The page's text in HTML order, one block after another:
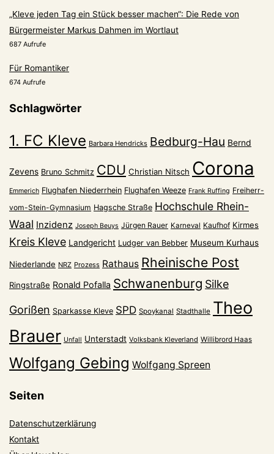
„Kleve jeden Tag ein Stück besser machen“: Die Rede von
Bürgermeister Markus Dahmen im Wortlaut
687 Aufrufe
Für Romantiker
674 Aufrufe
Schlagwörter
1. FC Kleve Barbara Hendricks Bedburg-Hau Bernd
Zevens Bruno Schmitz CDU Christian Nitsch Corona
Emmerich Flughafen Niederrhein Flughafen Weeze Frank Ruffing Freiherr-
vom-Stein-Gymnasium Hagsche Straße Hochschule Rhein-
Waal Inzidenz Joseph Beuys Jürgen Rauer Karneval Kaufhof Kirmes
Kreis Kleve Landgericht Ludger van Bebber Museum Kurhaus
Niederlande NRZ Prozess Rathaus Rheinische Post
Ringstraße Ronald Pofalla Schwanenburg Silke
Gorißen Sparkasse Kleve SPD Spoykanal Stadthalle Theo
Brauer Unfall Unterstadt Volksbank Kleverland Willibrord Haas
Wolfgang Gebing Wolfgang Spreen
Seiten
Datenschutzerklärung
Kontakt